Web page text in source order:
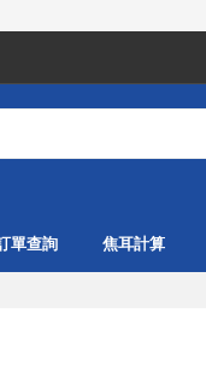
單查詢 焦耳計算